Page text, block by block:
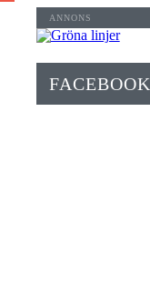
FACEBOOK